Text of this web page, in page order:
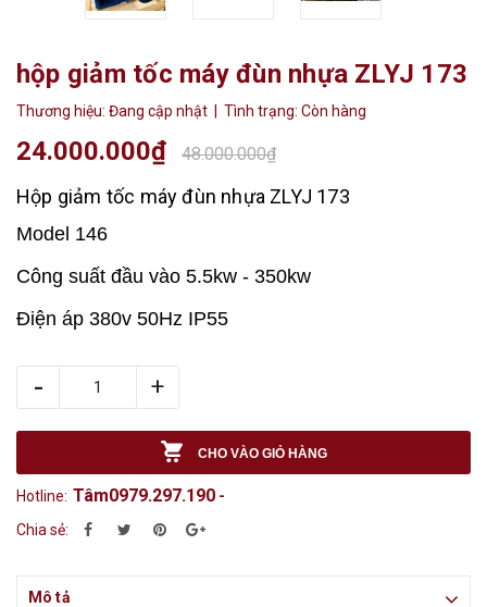
hộp giảm tốc máy đùn nhựa ZLYJ 173
Thương hiệu: Đang cập nhật | Tình trạng: Còn hàng
24.000.000₫ 48.000.000₫
Hộp giảm tốc máy đùn nhựa ZLYJ 173
Model 146
Công suất đầu vào 5.5kw - 350kw
Điện áp 380v 50Hz IP55
- +
CHO VÀO GIỎ HÀNG
Hotline: Tâm0979.297.190 -
Chia sẻ:
Mô tả